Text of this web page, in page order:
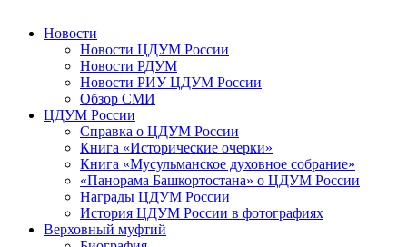
Новости
Новости ЦДУМ России
Новости РДУМ
Новости РИУ ЦДУМ России
Обзор СМИ
ЦДУМ России
Справка о ЦДУМ России
Книга «Исторические очерки»
Книга «Мусульманское духовное собрание»
«Панорама Башкортостана» о ЦДУМ России
Награды ЦДУМ России
История ЦДУМ России в фотографиях
Верховный муфтий